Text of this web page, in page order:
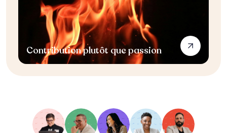
Contribution plutôt que passion